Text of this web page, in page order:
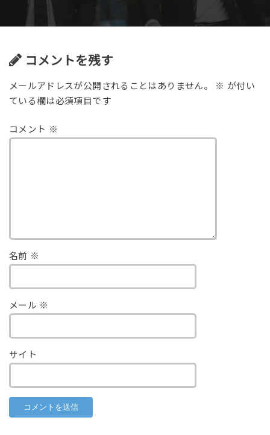
コメントを残す
メールアドレスが公開されることはありません。 ※ が付い
ている欄は必須項目です
コメント ※
名前 ※
メール ※
サイト